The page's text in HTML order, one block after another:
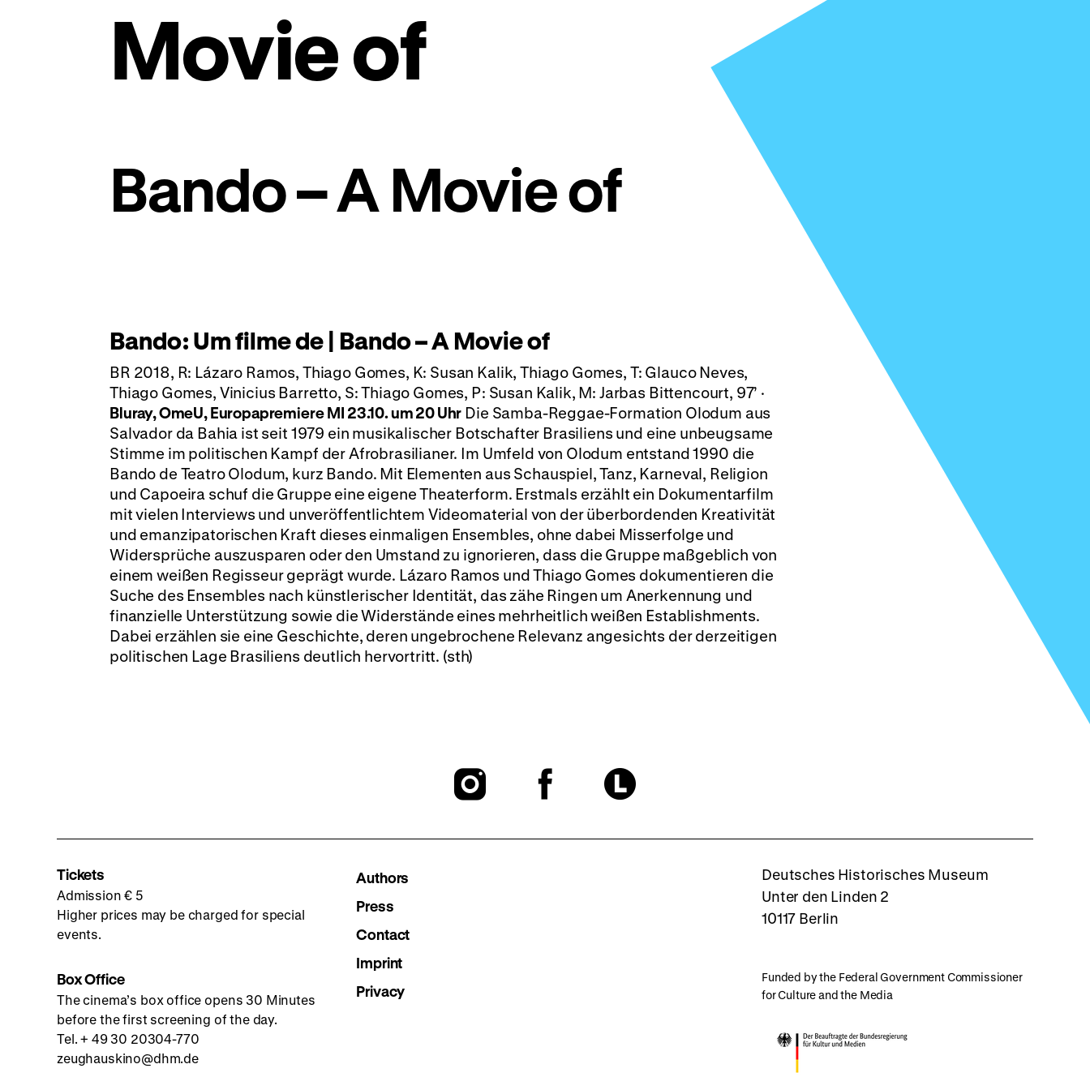
Movie of
Bando – A Movie of
Bando: Um filme de | Bando – A Movie of
BR 2018, R: Lázaro Ramos, Thiago Gomes, K: Susan Kalik, Thiago Gomes, T: Glauco Neves,
Thiago Gomes, Vinicius Barretto, S: Thiago Gomes, P: Susan Kalik, M: Jarbas Bittencourt, 97’ ·
Bluray, OmeU, Europapremiere MI 23.10. um 20 Uhr Die Samba-Reggae-Formation Olodum aus
Salvador da Bahia ist seit 1979 ein musikalischer Botschafter Brasiliens und eine unbeugsame
Stimme im politischen Kampf der Afrobrasilianer. Im Umfeld von Olodum entstand 1990 die
Bando de Teatro Olodum, kurz Bando. Mit Elementen aus Schauspiel, Tanz, Karneval, Religion
und Capoeira schuf die Gruppe eine eigene Theaterform. Erstmals erzählt ein Dokumentarfilm
mit vielen Interviews und unveröffentlichtem Videomaterial von der überbordenden Kreativität
und emanzipatorischen Kraft dieses einmaligen Ensembles, ohne dabei Misserfolge und
Widersprüche auszusparen oder den Umstand zu ignorieren, dass die Gruppe maßgeblich von
einem weißen Regisseur geprägt wurde. Lázaro Ramos und Thiago Gomes dokumentieren die
Suche des Ensembles nach künstlerischer Identität, das zähe Ringen um Anerkennung und
finanzielle Unterstützung sowie die Widerstände eines mehrheitlich weißen Establishments.
Dabei erzählen sie eine Geschichte, deren ungebrochene Relevanz angesichts der derzeitigen
politischen Lage Brasiliens deutlich hervortritt. (sth)
To
To
To
Letterboxd
Tickets
Admission € 5
Higher prices may be charged for special
events.
Box Office
The cinema’s box office opens 30 Minutes
before the first screening of the day.
Tel. + 49 30 20304-770
zeughauskino@dhm.de
Authors
Press
Contact
Imprint
Privacy
Deutsches Historisches Museum
Unter den Linden 2
10117 Berlin
Funded by the Federal Government Commissioner
for Culture and the Media